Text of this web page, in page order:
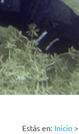
Estás en: Inicio >